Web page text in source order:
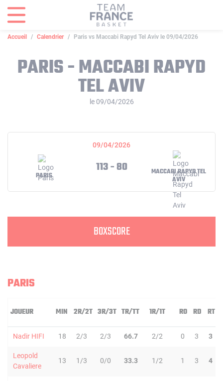
Accueil Calendrier Paris vs Maccabi Rapyd Tel Aviv le 09/04/2026
PARIS - MACCABI RAPYD
TEL AVIV
le 09/04/2026
09/04/2026
PARIS
113 - 80
MACCABI RAPYD TEL
AVIV
BOXSCORE
PARIS
JOUEUR MIN 2R/2T 3R/3T TR/TT 1R/1T RO RD RT
Nadir HIFI 18 2/3 2/3 66.7 2/2 0 3 3
Leopold
Cavaliere
13 1/3 0/0 33.3 1/2 1 3 4
Panneau de gestion des cookies